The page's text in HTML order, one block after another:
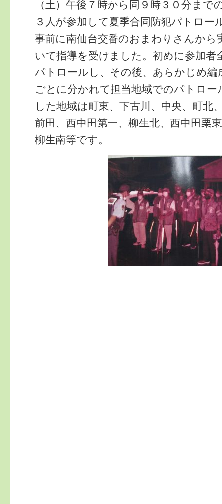
（土）午後７時から同９時３０分まで
３人が参加して夏季合同防犯パトロー
事前に南仙台交番のおまわりさんから
いて指導を受けました。初めに参加者
パトロールし、その後、あらかじめ
ごとに分かれて担当地域でのパトロ
した地域は町東、下古川、中央、町北
前田、西中田第一、柳生北、西中田栗
柳生南等です。